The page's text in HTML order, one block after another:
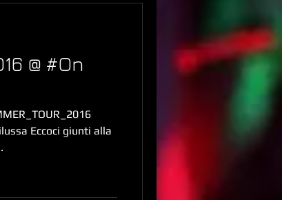
@ #On
Eccoci giunti alla